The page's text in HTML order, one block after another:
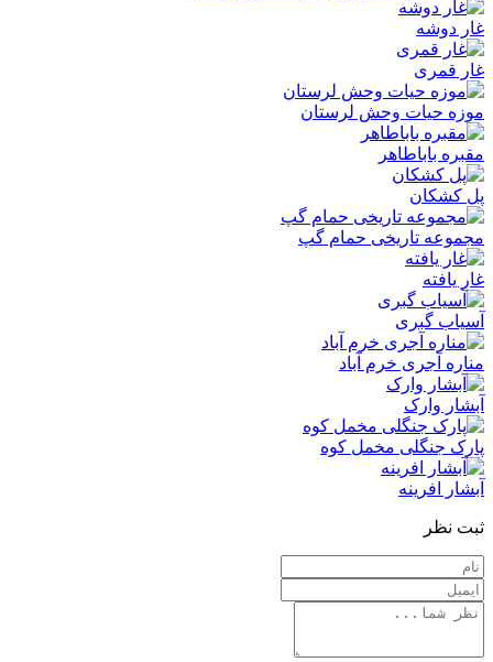
غار دوشه
غار قمری
موزه حیات وحش لرستان
مقبره باباطاهر
پل کشکان
مجموعه تاریخی حمام گپ
غار یافته
آسیاب گبری
مناره آجری خرم آباد
آبشار وارک
پارک جنگلی مخمل کوه
آبشار افرینه
ثبت نظر